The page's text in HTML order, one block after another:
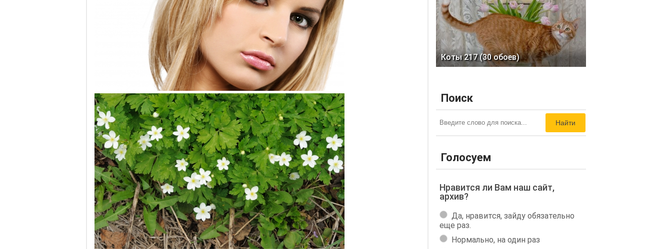
Коты 217 (30 обоев)
Поиск
Найти
Голосуем
Нравится ли Вам наш сайт,
архив?
Да, нравится, зайду обязательно
еще раз.
Нормально, на один раз